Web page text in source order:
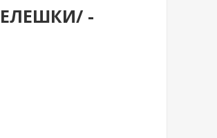
-